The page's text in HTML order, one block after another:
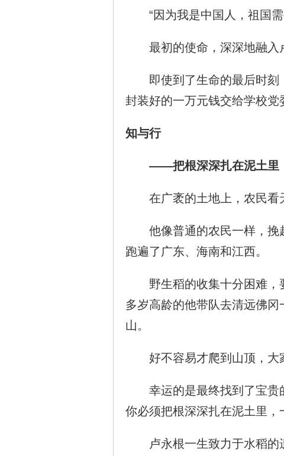
“因为我是中国人，祖国需
最初的使命，深深地融入卢
即使到了生命的最后时刻
封装好的一万元钱交给学校党
知与行
——把根深深扎在泥土里
在广袤的土地上，农民看天
他像普通的农民一样，挽起
跑遍了广东、海南和江西。
野生稻的收集十分困难，
多岁高龄的他带队去清远佛
山。
好不容易才爬到山顶，大家
幸运的是最终找到了宝贵的
你必须把根深深扎在泥土里，
卢永根一生致力于水稻的